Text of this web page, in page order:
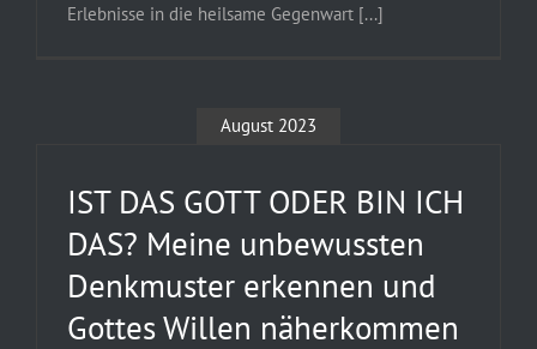
Erlebnisse in die heilsame Gegenwart [...]
August 2023
IST DAS GOTT ODER BIN ICH
DAS? Meine unbewussten
Denkmuster erkennen und
Gottes Willen näherkommen